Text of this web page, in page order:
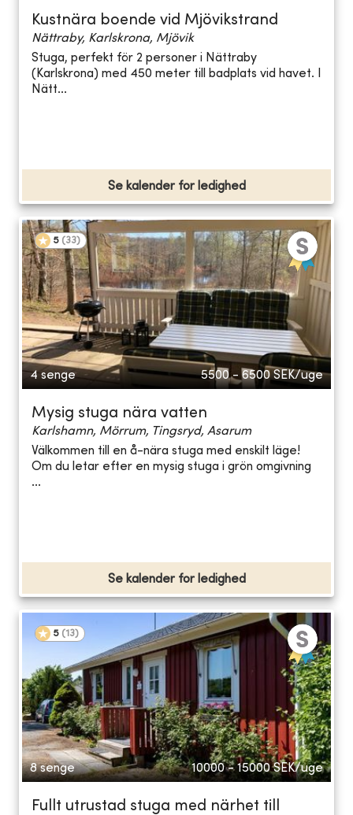
Kustnära boende vid Mjövikstrand
Nättraby, Karlskrona, Mjövik
Stuga, perfekt för 2 personer i Nättraby
(Karlskrona) med 450 meter till badplats vid havet. I
Nätt...
Se kalender for ledighed
5 (33)
4 senge 5500 - 6500 SEK/uge
Mysig stuga nära vatten
Karlshamn, Mörrum, Tingsryd, Asarum
Välkommen till en å-nära stuga med enskilt läge!
Om du letar efter en mysig stuga i grön omgivning
...
Se kalender for ledighed
5 (13)
8 senge 10000 - 15000 SEK/uge
Fullt utrustad stuga med närhet till